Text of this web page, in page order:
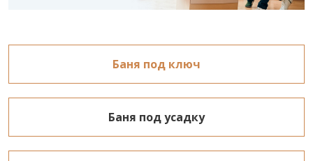
Баня под ключ
Баня под усадку